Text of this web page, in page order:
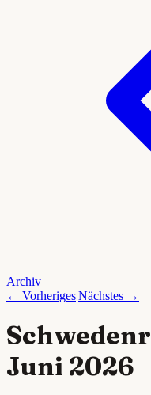
Archiv
← Vorheriges|Nächstes →
Juni 2026